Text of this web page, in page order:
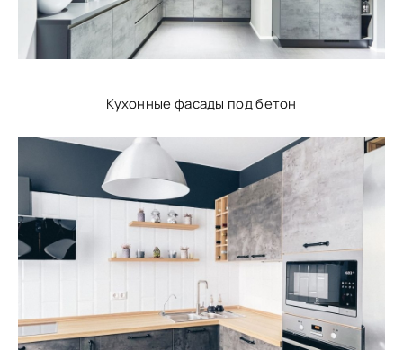
Кухонные фасады под бетон